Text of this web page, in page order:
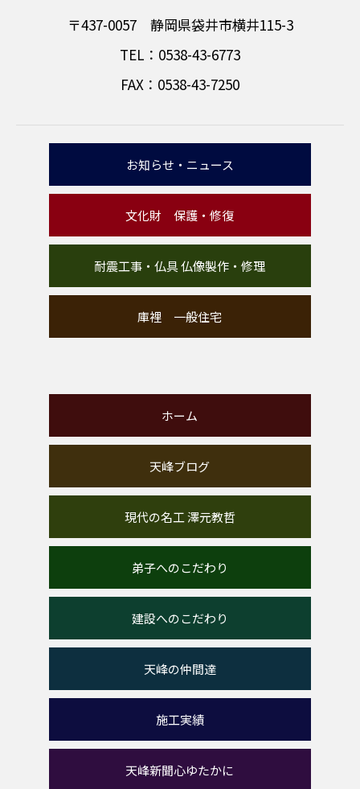
〒437-0057 静岡県袋井市横井115-3
TEL：0538-43-6773
FAX：0538-43-7250
お知らせ・ニュース
文化財 保護・修復
耐震工事・仏具 仏像製作・修理
庫裡 一般住宅
ホーム
天峰ブログ
現代の名工 澤元教哲
弟子へのこだわり
建設へのこだわり
天峰の仲間達
施工実績
天峰新聞心ゆたかに